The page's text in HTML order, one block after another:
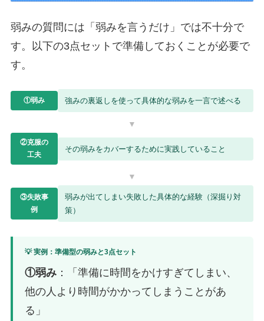
弱みの質問には「弱みを言うだけ」では不十分で
す。以下の3点セットで準備しておくことが必要で
す。
①弱み 強みの裏返しを使って具体的な弱みを一言で述べる
▼
②克服の
工夫
その弱みをカバーするために実践していること
▼
③失敗事
例
弱みが出てしまい失敗した具体的な経験（深掘り対
策）
💡 実例：準備型の弱みと3点セット
①弱み ：「準備に時間をかけすぎてしまい、
他の人より時間がかかってしまうことがあ
る」